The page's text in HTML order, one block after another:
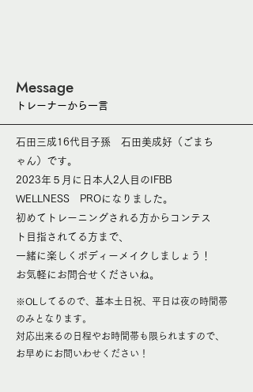
​Message
トレーナーから一言
石田三成16代目子孫 石田美成好（ごまち
ゃん）です。
2023年５月に日本人2人目のIFBB
WELLNESS PROになりました。
初めてトレーニングされる方からコンテス
ト目指されてる方まで、
一緒に楽しくボディーメイクしましょう！
お気軽にお問合せくださいね。
※OLしてるので、基本土日祝、平日は夜の時間帯
のみとなります。
対応出来るの日程やお時間帯も限られますので、
お早めにお問いわせください！